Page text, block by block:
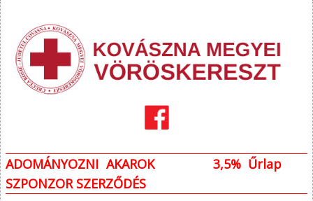
ADOMÁNYOZNI AKAROK
3,5% Űrlap
SZPONZOR SZERZŐDÉS